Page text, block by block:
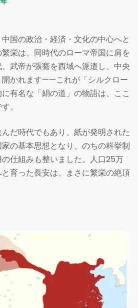
国の政治・経済・文化の中心へと
栄は、同時代のローマ帝国に肩を
武帝が張騫を西域へ派遣し、中央
開かれます——これが「シルクロー
有名な「絹の道」の物語は、ここ
。
だ時代でもあり、紙が発明された
の基本思想となり、のちの科挙制
仕組みも整いました。人口25万
育った長安は、まさに繁栄の絶頂